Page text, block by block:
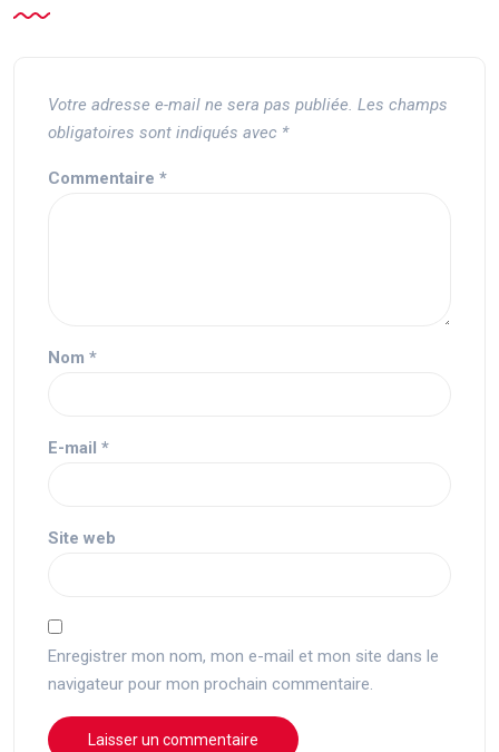
Votre adresse e-mail ne sera pas publiée. Les champs
obligatoires sont indiqués avec *
Commentaire *
Nom *
E-mail *
Site web
Enregistrer mon nom, mon e-mail et mon site dans le
navigateur pour mon prochain commentaire.